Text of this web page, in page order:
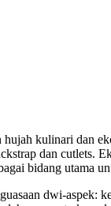
kulinari dan
dan cutlets.
bidang utama
dwi-aspek: